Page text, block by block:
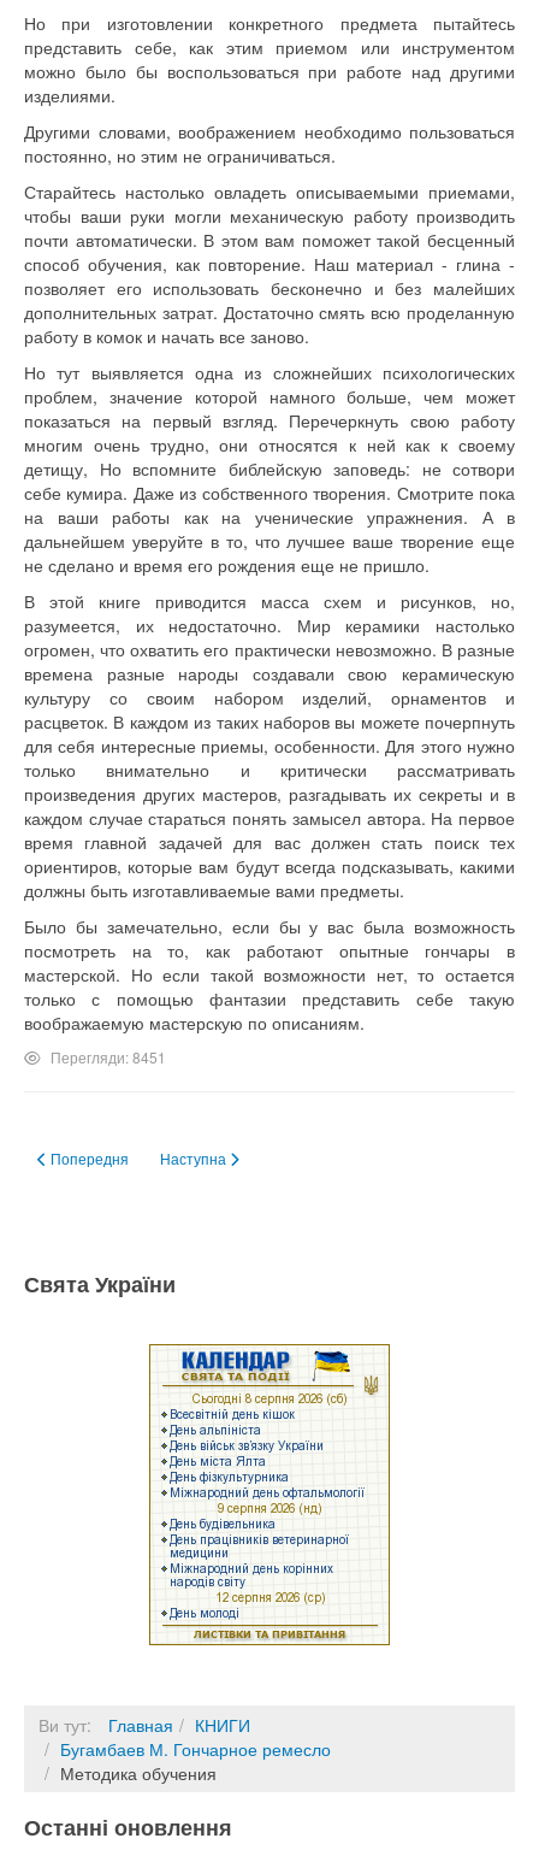
Но при изготовлении конкретного предмета пытайтесь
представить себе, как этим приемом или инструментом
можно было бы воспользоваться при работе над другими
изделиями.
Другими словами, воображением необходимо пользоваться
постоянно, но этим не ограничиваться.
Старайтесь настолько овладеть описываемыми приемами,
чтобы ваши руки могли механическую работу производить
почти автоматически. В этом вам поможет такой бесценный
способ обучения, как повторение. Наш материал - глина -
позволяет его использовать бесконечно и без малейших
дополнительных затрат. Достаточно смять всю проделанную
работу в комок и начать все заново.
Но тут выявляется одна из сложнейших психологических
проблем, значение которой намного больше, чем может
показаться на первый взгляд. Перечеркнуть свою работу
многим очень трудно, они относятся к ней как к своему
детищу, Но вспомните библейскую заповедь: не сотвори
себе кумира. Даже из собственного творения. Смотрите пока
на ваши работы как на ученические упражнения. А в
дальнейшем уверуйте в то, что лучшее ваше творение еще
не сделано и время его рождения еще не пришло.
В этой книге приводится масса схем и рисунков, но,
разумеется, их недостаточно. Мир керамики настолько
огромен, что охватить его практически невозможно. В разные
времена разные народы создавали свою керамическую
культуру со своим набором изделий, орнаментов и
расцветок. В каждом из таких наборов вы можете почерпнуть
для себя интересные приемы, особенности. Для этого нужно
только внимательно и критически рассматривать
произведения других мастеров, разгадывать их секреты и в
каждом случае стараться понять замысел автора. На первое
время главной задачей для вас должен стать поиск тех
ориентиров, которые вам будут всегда подсказывать, какими
должны быть изготавливаемые вами предметы.
Было бы замечательно, если бы у вас была возможность
посмотреть на то, как работают опытные гончары в
мастерской. Но если такой возможности нет, то остается
только с помощью фантазии представить себе такую
воображаемую мастерскую по описаниям.
Перегляди: 8451
Попередня стаття: Глина
Попередня Наступна стаття: Введение с историей
Наступна
Свята України
Ви тут: Главная
КНИГИ
Бугамбаев М. Гончарное ремесло
Методика обучения
Останні оновлення